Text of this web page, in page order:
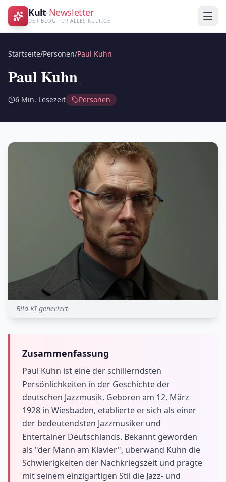
Kult-Newsletter
DER BLOG FÜR ALLES KULTIGE
Startseite/Personen/Paul Kuhn
Paul Kuhn
6 Min. Lesezeit Personen
Bild-KI generiert
Zusammenfassung
Paul Kuhn ist eine der schillerndsten
Persönlichkeiten in der Geschichte der
deutschen Jazzmusik. Geboren am 12. März
1928 in Wiesbaden, etablierte er sich als einer
der bedeutendsten Jazzmusiker und
Entertainer Deutschlands. Bekannt geworden
als "der Mann am Klavier", überwand Kuhn die
Schwierigkeiten der Nachkriegszeit und prägte
mit seinem einzigartigen Stil die Jazz- und